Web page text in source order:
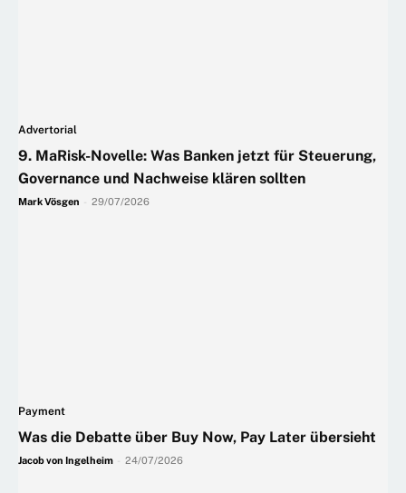
Advertorial
9. MaRisk-Novelle: Was Banken jetzt für Steuerung,
Governance und Nachweise klären sollten
Mark Vösgen 29/07/2026
Payment
Was die Debatte über Buy Now, Pay Later übersieht
Jacob von Ingelheim 24/07/2026